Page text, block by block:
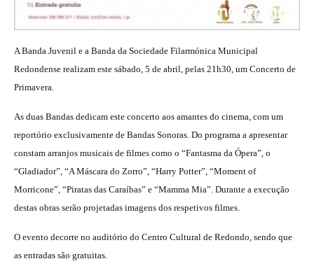
A Banda Juvenil e a Banda da Sociedade Filarmónica Municipal
Redondense realizam este sábado, 5 de abril, pelas 21h30, um Concerto de
Primavera.
As duas Bandas dedicam este concerto aos amantes do cinema, com um
reportório exclusivamente de Bandas Sonoras. Do programa a apresentar
constam arranjos musicais de filmes como o “Fantasma da Ópera”, o
“Gladiador”, “A Máscara do Zorro”, “Harry Potter”, “Moment of
Morricone”, “Piratas das Caraíbas” e “Mamma Mia”. Durante a execução
destas obras serão projetadas imagens dos respetivos filmes.
O evento decorre no auditório do Centro Cultural de Redondo, sendo que
as entradas são gratuitas.